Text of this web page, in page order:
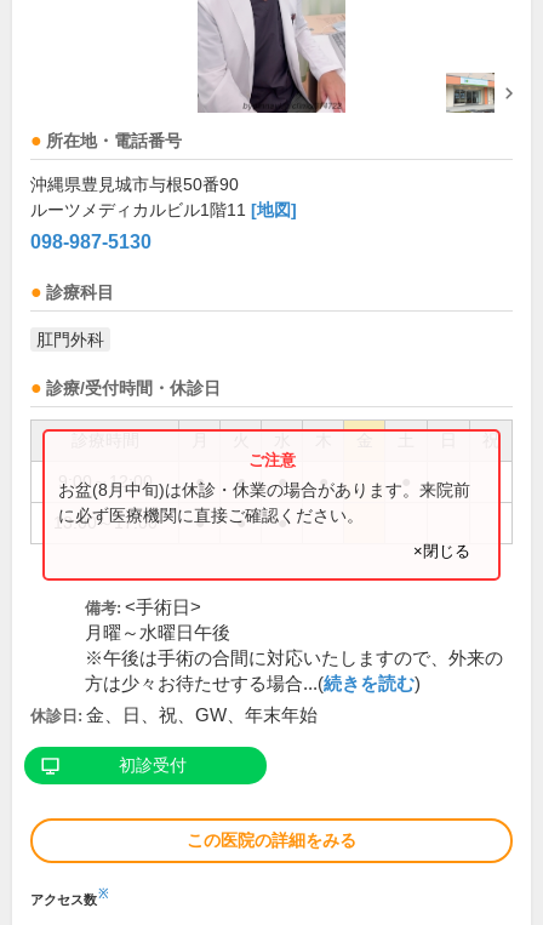
所在地・電話番号
沖縄県豊見城市与根50番90
ルーツメディカルビル1階11 [地図]
098-987-5130
診療科目
肛門外科
診療/受付時間・休診日
祝
9:00～12:00 ● ● ● ●
13:00～17:00 ● ● ●
お盆(8月中旬)は休診・休業の場合があります。来院前
に必ず医療機関に直接ご確認ください。
×閉じる
備考: <手術日>
月曜～水曜日午後
※午後は手術の合間に対応いたしますので、外来の
方は少々お待たせする場合...(続きを読む)
休診日: 金、日、祝、GW、年末年始
初診受付
この医院の詳細をみる
アクセス数※